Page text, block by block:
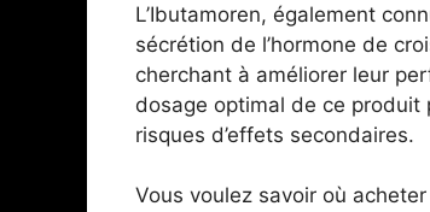
L’Ibutamoren, également
sécrétion de l’hormone de
cherchant à améliorer leur
dosage optimal de ce produit
risques d’effets secondaires.
Vous voulez savoir où